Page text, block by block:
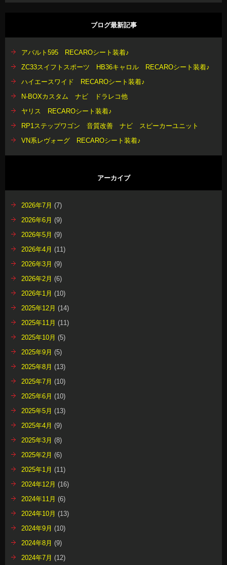
ブログ最新記事
アバルト595 RECAROシート装着♪
ZC33スイフトスポーツ HB36キャロル RECAROシート装着♪
ハイエースワイド RECAROシート装着♪
N-BOXカスタム ナビ ドラレコ他
ヤリス RECAROシート装着♪
RP1ステップワゴン 音質改善 ナビ スピーカーユニット
VN系レヴォーグ RECAROシート装着♪
アーカイブ
2026年7月 (7)
2026年6月 (9)
2026年5月 (9)
2026年4月 (11)
2026年3月 (9)
2026年2月 (6)
2026年1月 (10)
2025年12月 (14)
2025年11月 (11)
2025年10月 (5)
2025年9月 (5)
2025年8月 (13)
2025年7月 (10)
2025年6月 (10)
2025年5月 (13)
2025年4月 (9)
2025年3月 (8)
2025年2月 (6)
2025年1月 (11)
2024年12月 (16)
2024年11月 (6)
2024年10月 (13)
2024年9月 (10)
2024年8月 (9)
2024年7月 (12)